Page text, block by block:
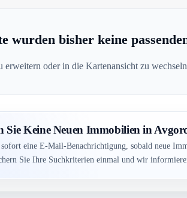
wurden bisher keine
erweitern oder in die Kartenansicht zu
Sie Keine Neuen Immobilien in
eine E-Mail-Benachrichtigung, sobald neue
Sie Ihre Suchkriterien einmal und wir